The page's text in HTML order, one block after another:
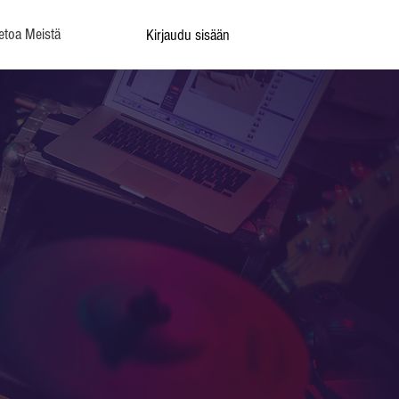
Meistä Kirjaudu sisään